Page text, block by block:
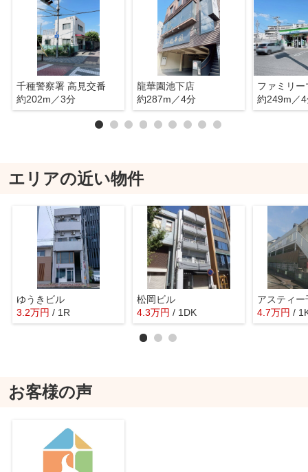
千種警察署 高見交番
約202m／3分
龍華園池下店
約287m／4分
約249m／
エリアの近い物件
ゆうきビル
3.2万円 / 1R
松岡ビル
4.3万円 / 1DK
アスティー
4.7万円 /
お客様の声